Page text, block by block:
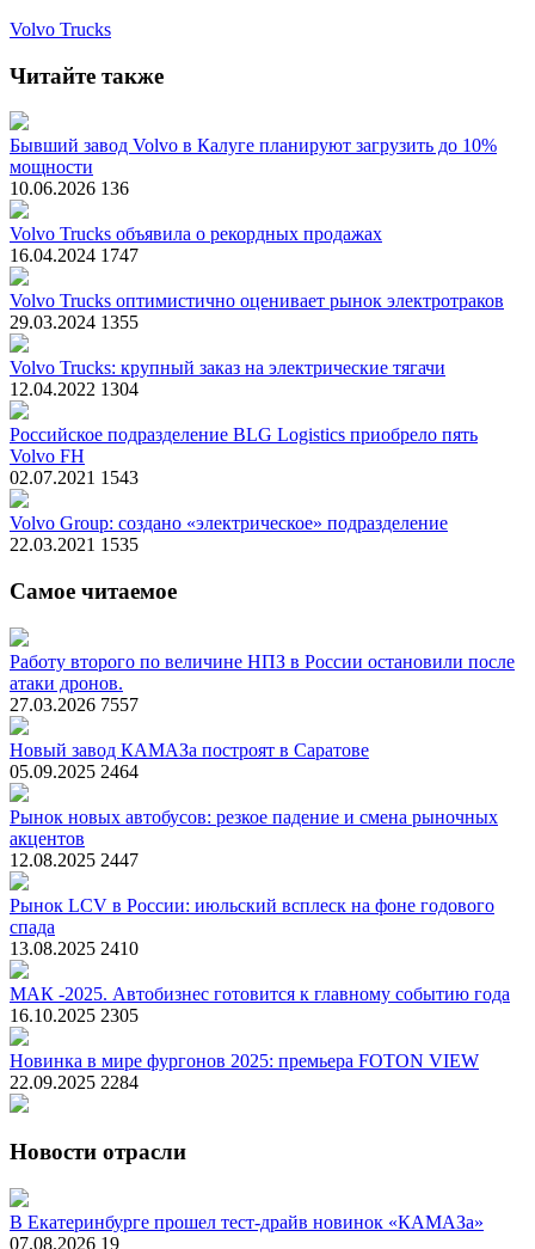
Volvo Trucks
Читайте также
Бывший завод Volvo в Калуге планируют загрузить до 10%
мощности
10.06.2026 136
Volvo Trucks объявила о рекордных продажах
16.04.2024 1747
Volvo Trucks оптимистично оценивает рынок электротраков
29.03.2024 1355
Volvo Trucks: крупный заказ на электрические тягачи
12.04.2022 1304
Российское подразделение BLG Logistics приобрело пять
Volvo FH
02.07.2021 1543
Volvo Group: создано «электрическое» подразделение
22.03.2021 1535
Самое читаемое
Работу второго по величине НПЗ в России остановили после
атаки дронов.
27.03.2026 7557
Новый завод КАМАЗа построят в Саратове
05.09.2025 2464
Рынок новых автобусов: резкое падение и смена рыночных
акцентов
12.08.2025 2447
Рынок LCV в России: июльский всплеск на фоне годового
спада
13.08.2025 2410
МАК -2025. Автобизнес готовится к главному событию года
16.10.2025 2305
Новинка в мире фургонов 2025: премьера FOTON VIEW
22.09.2025 2284
Новости отрасли
В Екатеринбурге прошел тест-драйв новинок «КАМАЗа»
07.08.2026 19